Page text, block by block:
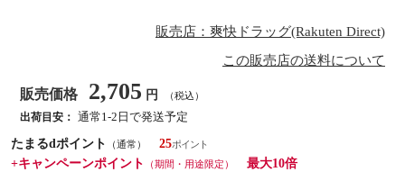
販売店：爽快ドラッグ(Rakuten Direct)
この販売店の送料について
販売価格 2,705 円 （税込）
出荷目安： 通常1-2日で発送予定
たまるdポイント
（通常）
25
+キャンペーンポイント
（期間・用途限定）
最大10倍